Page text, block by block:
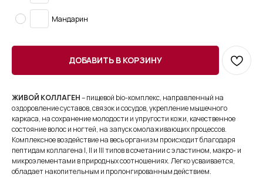
Мандарин
ДОБАВИТЬ В КОРЗИНУ
ЖИВОЙ КОЛЛАГЕН– пищевой bio-комплекс, направленный на
оздоровление суставов, связок и сосудов, укрепление мышечного
каркаса, на сохранение молодости и упругости кожи, качественное
состояние волос и ногтей, на запуск омолаживающих процессов.
Комплексное воздействие на весь организм происходит благодаря
пептидам коллагена I, II и III типов в сочетании с эластином, макро- и
микроэлементами в природных соотношениях. Легко усваивается,
обладает накопительным и пролонгированным действием.